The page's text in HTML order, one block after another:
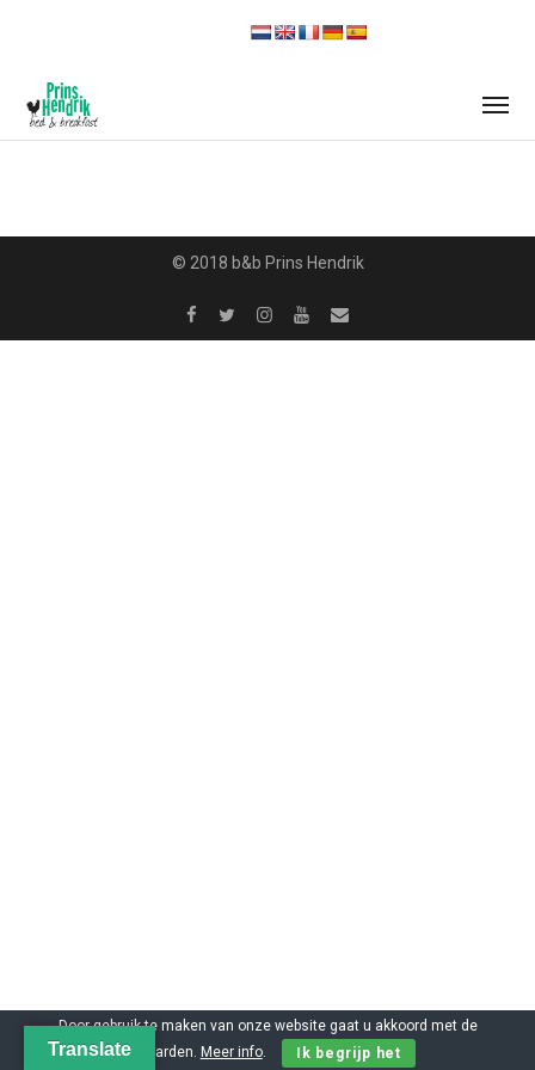
© 2018 b&b Prins Hendrik
Door gebruik te maken van onze website gaat u akkoord met de
voorwaarden. Meer info. Ik begrijp het
Translate